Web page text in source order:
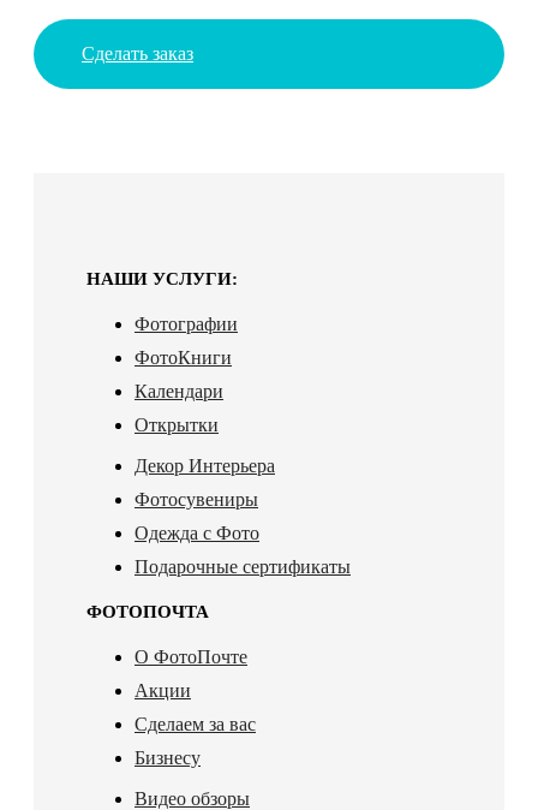
Сделать заказ
НАШИ УСЛУГИ:
Фотографии
ФотоКниги
Календари
Открытки
Декор Интерьера
Фотосувениры
Одежда с Фото
Подарочные сертификаты
ФОТОПОЧТА
О ФотоПочте
Акции
Сделаем за вас
Бизнесу
Видео обзоры